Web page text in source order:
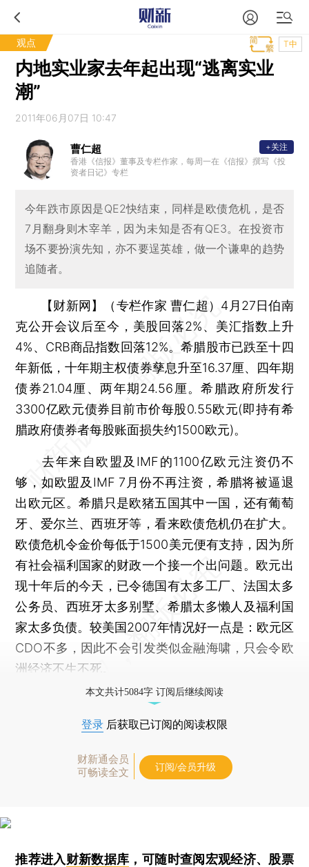
观点 T中
内地实业家去年起出现“逃离实业
潮”
2011年06月07日 10:47
曹仁超
香港《信报》董事及专栏作家，每周一在《信报》撰写《投
资者日记》专栏
+关注
今年跌市原因是QE2快结束，同样是欧债危机，是否
7月翻身则木宰羊，因为未知是否有QE3。在投资市
场不要扮演先知，亦不要逞英雄，做一个谦卑的趋势
追随者。
【财新网】（专栏作家 曹仁超） 4月27日伯南
克公开会议后至今，美股回落2%、美汇指数上升
4%、CRB商品指数回落12%。希腊股市已跌至十四
年新低，十年期主权债券孳息升至16.37厘、四年期
债券21.04厘、两年期24.56厘。希腊政府所发行
3300亿欧元债券目前市价每股0.55欧元(即持有希
腊政府债券者每股账面损失约1500欧元)。
去年来自欧盟及IMF的1100亿欧元注资仍不
够，如欧盟及IMF 7月份不再注资，希腊将被逼退
出欧元区。希腊只是欧猪五国其中一国，还有葡萄
牙、爱尔兰、西班牙等，看来欧债危机仍在扩大。
欧债危机令金价每低于1500美元便有支持，因为所
有社会福利国家的财政一个接一个出问题。欧元出
现十年后的今天，已令德国有太多工厂、法国太多
公务员、西班牙太多别墅、希腊太多懒人及福利国
家太多负债。较美国2007年情况好一点是：欧元区
CDO不多，因此不会引发类似金融海啸，只会令欧
洲经济不生不死。
本文共计5084字 订阅后继续阅读
登录 后获取已订阅的阅读权限
财新通会员
可畅读全文
订阅/会员升级
推荐进入财新数据库 ，可随时查阅宏观经济、股票